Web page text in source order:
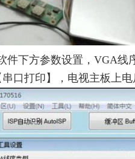
件下方参数设置，VGA线
口打印】，电视主板上